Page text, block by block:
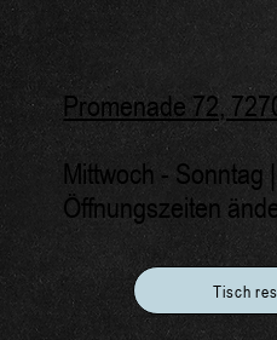
Promenade 72,
Mittwoch - Sonntag
Öffnungszeiten
Tisch